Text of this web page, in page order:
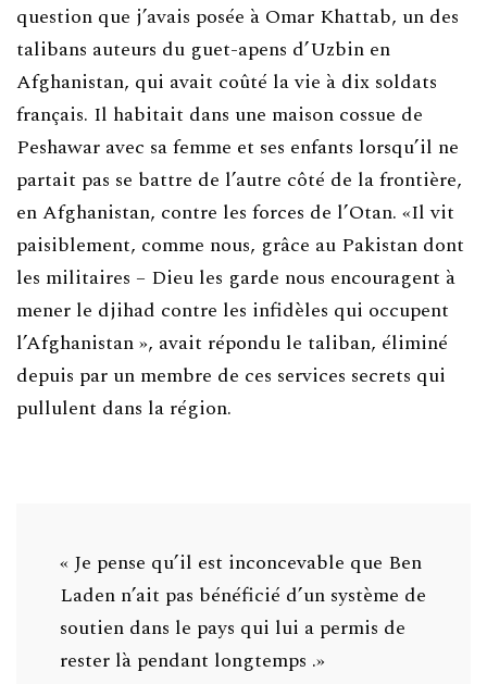
question que j’avais posée à Omar Khattab, un des
talibans auteurs du guet-apens d’Uzbin en
Afghanistan, qui avait coûté la vie à dix soldats
français. Il habitait dans une maison cossue de
Peshawar avec sa femme et ses enfants lorsqu’il ne
partait pas se battre de l’autre côté de la frontière,
en Afghanistan, contre les forces de l’Otan. «Il vit
paisiblement, comme nous, grâce au Pakistan dont
les militaires – Dieu les garde nous encouragent à
mener le djihad contre les infidèles qui occupent
l’Afghanistan », avait répondu le taliban, éliminé
depuis par un membre de ces services secrets qui
pullulent dans la région.
« Je pense qu’il est inconcevable que Ben
Laden n’ait pas bénéficié d’un système de
soutien dans le pays qui lui a permis de
rester là pendant longtemps .»